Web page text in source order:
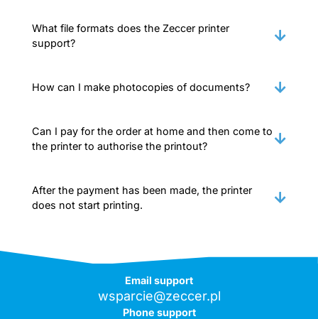
What file formats does the Zeccer printer
support?
How can I make photocopies of documents?
Can I pay for the order at home and then come to
the printer to authorise the printout?
After the payment has been made, the printer
does not start printing.
Email support
wsparcie@zeccer.pl
Phone support